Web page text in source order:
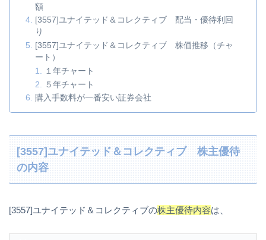
額
[3557]ユナイテッド＆コレクティブ 配当・優待利回
り
[3557]ユナイテッド＆コレクティブ 株価推移（チャ
ート）
１年チャート
５年チャート
購入手数料が一番安い証券会社
[3557]ユナイテッド＆コレクティブ 株主優待
の内容
[3557]ユナイテッド＆コレクティブの株主優待内容は、